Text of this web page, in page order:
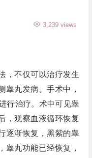
3,239 views
不仅可以治疗发生
睾丸发病。手术中，
行治疗。术中可见睾
，观察血液循环恢复
逐渐恢复，黑紫的睾
睾丸功能已经恢复，